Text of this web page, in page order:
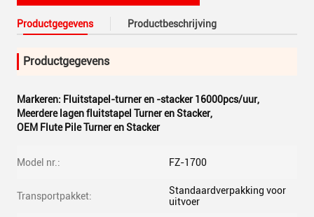
Productgegevens Productbeschrijving
Productgegevens
Markeren: Fluitstapel-turner en -stacker 16000pcs/uur,
Meerdere lagen fluitstapel Turner en Stacker,
OEM Flute Pile Turner en Stacker
Model nr.: FZ-1700
Transportpakket:
Standaardverpakking voor
uitvoer